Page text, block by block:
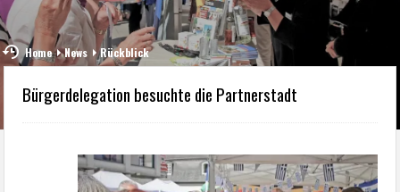
Home News Rückblick
Bürgerdelegation besuchte die Partnerstadt